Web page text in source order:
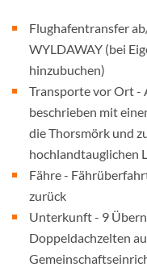
Flughafentransfer
WYLDAWAY (bei
hinzubuchen)
Transporte vor Ort -
beschrieben mit
die Thorsmörk und
hochlandtauglichen
Fähre -
zurück
Unterkunft - 9
Doppeldachzelten